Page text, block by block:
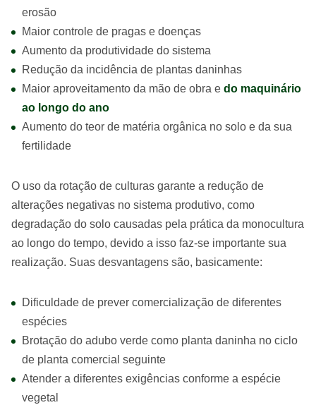
erosão
Maior controle de pragas e doenças
Aumento da produtividade do sistema
Redução da incidência de plantas daninhas
Maior aproveitamento da mão de obra e do maquinário
ao longo do ano
Aumento do teor de matéria orgânica no solo e da sua
fertilidade
O uso da rotação de culturas garante a redução de
alterações negativas no sistema produtivo, como
degradação do solo causadas pela prática da monocultura
ao longo do tempo, devido a isso faz-se importante sua
realização. Suas desvantagens são, basicamente:
Dificuldade de prever comercialização de diferentes
espécies
Brotação do adubo verde como planta daninha no ciclo
de planta comercial seguinte
Atender a diferentes exigências conforme a espécie
vegetal